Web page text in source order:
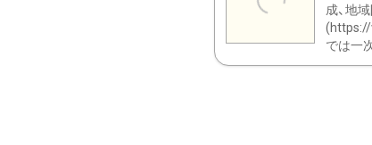
成、地
(https://
では一次